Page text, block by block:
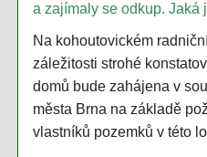
a zajímaly se odkup. Jaká
Na kohoutovickém
záležitosti strohé
domů bude zahájena v
města Brna na základě
vlastníků pozemků v této